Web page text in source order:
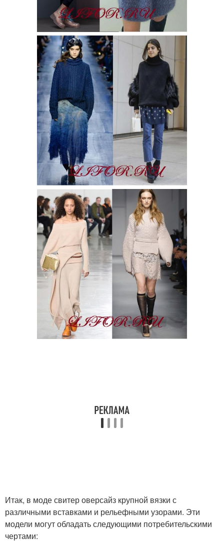
Итак, в моде свитер оверсайз крупной вязки с
различными вставками и рельефными узорами. Эти
модели могут обладать следующими потребительскими
чертами: